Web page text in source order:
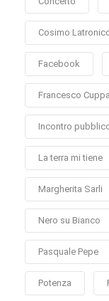
Cosimo
Facebook
Francesco
Incontro
La terra mi tiene
Margherita Sarli
Nero su Bianco
Pasquale Pepe
Potenza